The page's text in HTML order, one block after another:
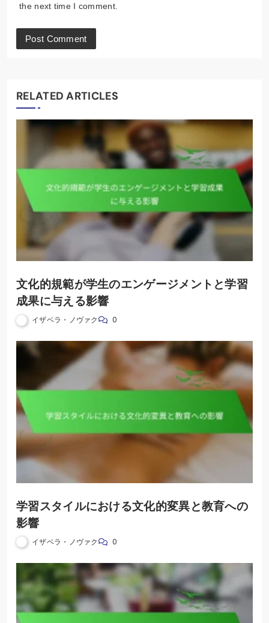
the next time I comment.
RELATED ARTICLES
文化的規範が学生のエンゲージメントと学習
成果に与える影響
イザベラ・ノヴァク 0
学習スタイルにおける文化的変異と教育への
影響
イザベラ・ノヴァク 0